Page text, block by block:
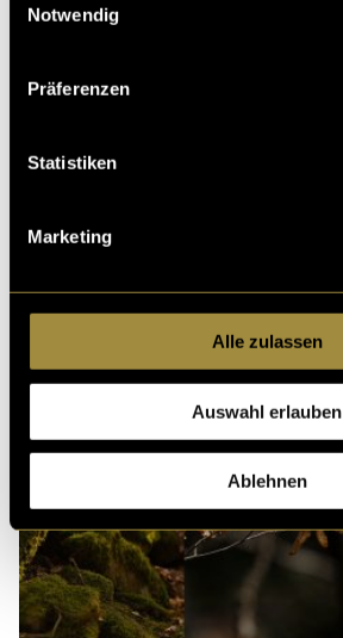
Notwendig
Präferenzen
Statistiken
Marketing
Alle zulassen
Auswahl erlauben
Ablehnen